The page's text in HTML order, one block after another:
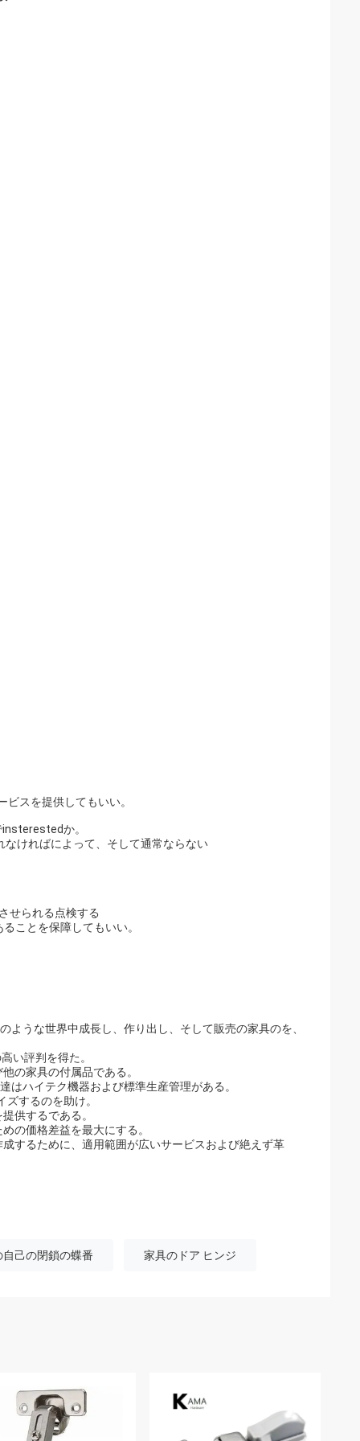
スを提供してもいい。
か。
ければによって、そして通常ならない
せられる点検する
ことを保障してもいい。
うな世界中成長し、作り出し、そして販売の家具のを、
い評判を得た。
の家具の付属品である。
はハイテク機器および標準生産管理がある。
するのを助け。
供するである。
の価格差益を最大にする。
するために、適用範囲が広いサービスおよび絶えず革
己の閉鎖の蝶番 家具のドア ヒンジ